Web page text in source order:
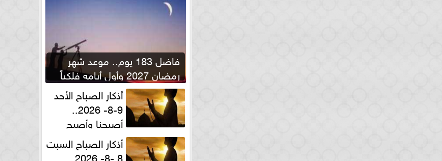
فاضل 183 يوم.. موعد شهر
رمضان 2027 وأول أيامه فلكياً
أذكار الصباح الأحد
9-8- 2026..
أصبحنا وأصبح
الملك لله والحمد للهأذكار الصباح السبت